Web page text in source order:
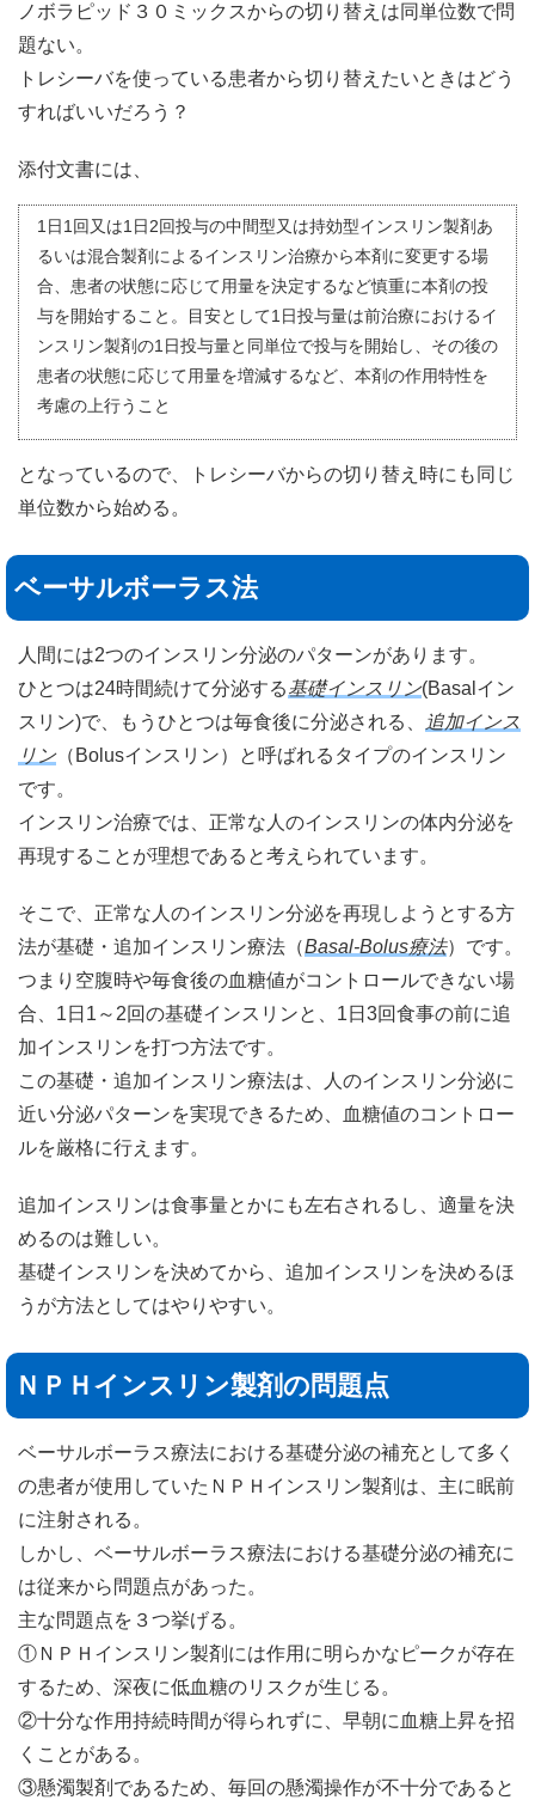
ノボラピッド３０ミックスからの切り替えは同単位数で問
題ない。
トレシーバを使っている患者から切り替えたいときはどう
すればいいだろう？
添付文書には、
1日1回又は1日2回投与の中間型又は持効型インスリン製剤あ
るいは混合製剤によるインスリン治療から本剤に変更する場
合、患者の状態に応じて用量を決定するなど慎重に本剤の投
与を開始すること。目安として1日投与量は前治療におけるイ
ンスリン製剤の1日投与量と同単位で投与を開始し、その後の
患者の状態に応じて用量を増減するなど、本剤の作用特性を
考慮の上行うこと
となっているので、トレシーバからの切り替え時にも同じ
単位数から始める。
ベーサルボーラス法
人間には2つのインスリン分泌のパターンがあります。
ひとつは24時間続けて分泌する基礎インスリン(Basalイン
スリン)で、もうひとつは毎食後に分泌される、
追加インス
リン（Bolusインスリン）と呼ばれるタイプのインスリン
です。
インスリン治療では、正常な人のインスリンの体内分泌を
再現することが理想であると考えられています。
そこで、正常な人のインスリン分泌を再現しようとする方
法が基礎・追加インスリン療法（Basal-Bolus療法）です。
つまり空腹時や毎食後の血糖値がコントロールできない場
合、1日1～2回の基礎インスリンと、1日3回食事の前に追
加インスリンを打つ方法です。
この基礎・追加インスリン療法は、人のインスリン分泌に
近い分泌パターンを実現できるため、血糖値のコントロー
ルを厳格に行えます。
追加インスリンは食事量とかにも左右されるし、適量を決
めるのは難しい。
基礎インスリンを決めてから、追加インスリンを決めるほ
うが方法としてはやりやすい。
ＮＰＨインスリン製剤の問題点
ベーサルボーラス療法における基礎分泌の補充として多く
の患者が使用していたＮＰＨインスリン製剤は、主に眠前
に注射される。
しかし、ベーサルボーラス療法における基礎分泌の補充に
は従来から問題点があった。
主な問題点を３つ挙げる。
①ＮＰＨインスリン製剤には作用に明らかなピークが存在
するため、深夜に低血糖のリスクが生じる。
②十分な作用持続時間が得られずに、早朝に血糖上昇を招
くことがある。
③懸濁製剤であるため、毎回の懸濁操作が不十分であると